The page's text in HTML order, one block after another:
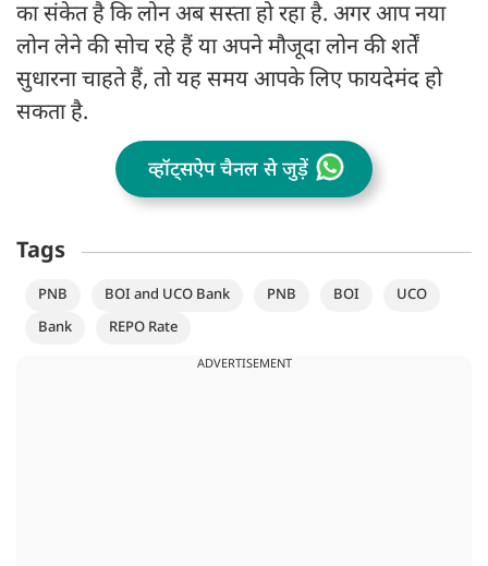
का संकेत है कि लोन अब सस्ता हो रहा है. अगर आप नया
लोन लेने की सोच रहे हैं या अपने मौजूदा लोन की शर्तें
सुधारना चाहते हैं, तो यह समय आपके लिए फायदेमंद हो
सकता है.
व्हॉट्सऐप चैनल से जुड़ें
Tags
PNB BOI and UCO Bank PNB BOI
UCO
Bank
REPO Rate
ADVERTISEMENT